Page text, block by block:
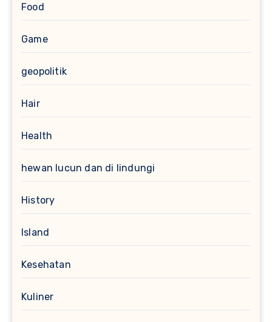
Food
Game
geopolitik
Hair
Health
hewan lucun dan di lindungi
History
Island
Kesehatan
Kuliner